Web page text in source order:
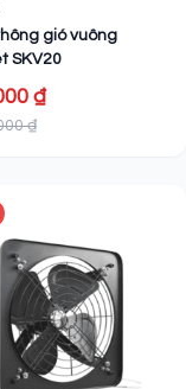
gió vuông
SKV20
₫
₫